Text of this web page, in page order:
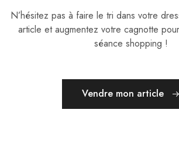
N’hésitez pas à faire le tri dans votre
article et augmentez votre cagnotte
séance shopping !
Vendre mon article